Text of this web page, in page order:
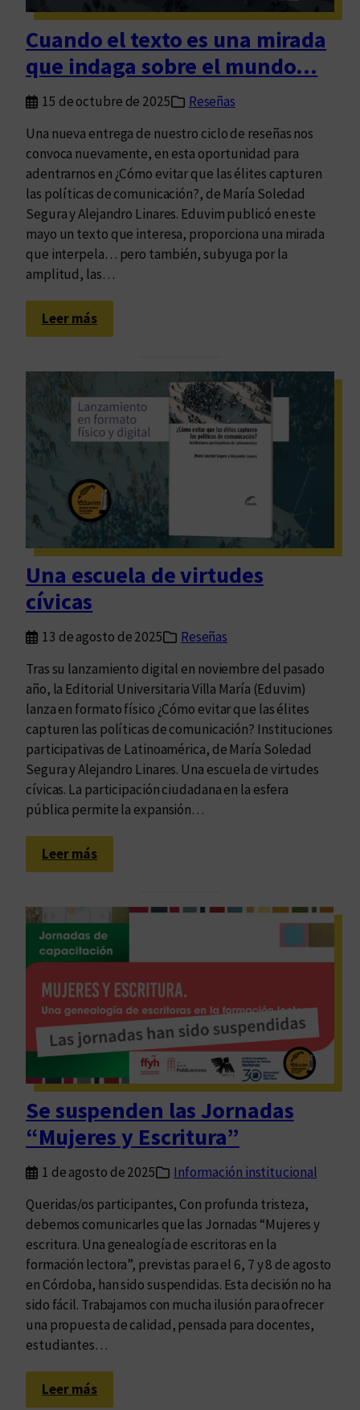
a
n
a
c
i
n
a
l
p
a
r
a
e
l
d
ñ
o
d
t
a
p
a
m
u
e
t
a
n
t
e
r
l
a
c
o
l
e
c
i
ó
T
e
n
o
-
c
u
l
t
u
r
a
Cuando el texto es una mirada
que indaga sobre el mundo…
15 de octubre de 2025
Reseñas
Una nueva entrega de nuestro ciclo de reseñas nos
convoca nuevamente, en esta oportunidad para
adentrarnos en ¿Cómo evitar que las élites capturen
las políticas de comunicación?, de María Soledad
Segura y Alejandro Linares. Eduvim publicó en este
mayo un texto que interesa, proporciona una mirada
que interpela… pero también, subyuga por la
amplitud, las…
Leer más:
C
a
n
d
o
l
t
e
t
o
u
a
m
i
r
a
d
a
q
u
e
d
a
g
a
s
o
b
e
l
m
n
d
o
…
Una escuela de virtudes
cívicas
13 de agosto de 2025
Reseñas
Tras su lanzamiento digital en noviembre del pasado
año, la Editorial Universitaria Villa María (Eduvim)
lanza en formato físico ¿Cómo evitar que las élites
capturen las políticas de comunicación? Instituciones
participativas de Latinoamérica, de María Soledad
Segura y Alejandro Linares. Una escuela de virtudes
cívicas. La participación ciudadana en la esfera
pública permite la expansión…
Leer más:
U
e
s
u
e
l
a
d
e
v
i
t
d
e
s
c
í
v
i
c
a
s
Se suspenden las Jornadas
“Mujeres y Escritura”
1 de agosto de 2025
Información institucional
Queridas/os participantes, Con profunda tristeza,
debemos comunicarles que las Jornadas “Mujeres y
escritura. Una genealogía de escritoras en la
formación lectora”, previstas para el 6, 7 y 8 de agosto
en Córdoba, han sido suspendidas. Esta decisión no ha
sido fácil. Trabajamos con mucha ilusión para ofrecer
una propuesta de calidad, pensada para docentes,
estudiantes…
Leer más: